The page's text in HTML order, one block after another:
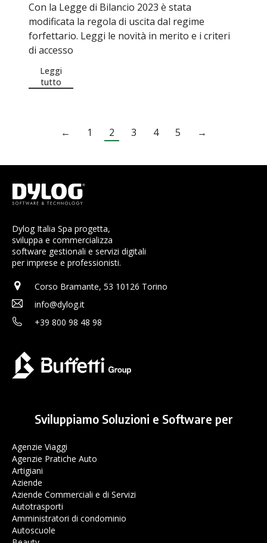
Con la Legge di Bilancio 2023 è stata
modificata la regola di uscita dal regime
forfettario. Leggi le novità in merito e i criteri
di accesso
Leggi
tutto
← 1 2 3 4 5 →
Dylog Italia Spa progetta,
sviluppa e commercializza
software gestionali e servizi digitali
per imprese e professionisti.
Corso Bramante, 53 10126 Torino
info@dylog.it
+39 800 98 48 98
Sviluppiamo Soluzioni e Software per
Agenzie Viaggi
Agenzie Pratiche Auto
Artigiani
Aziende
Aziende Commerciali e di Servizi
Autotrasporti
Amministratori di condominio
Autoscuole